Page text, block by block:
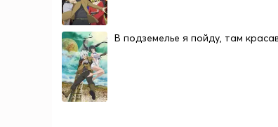
В подземелье я пойду, там